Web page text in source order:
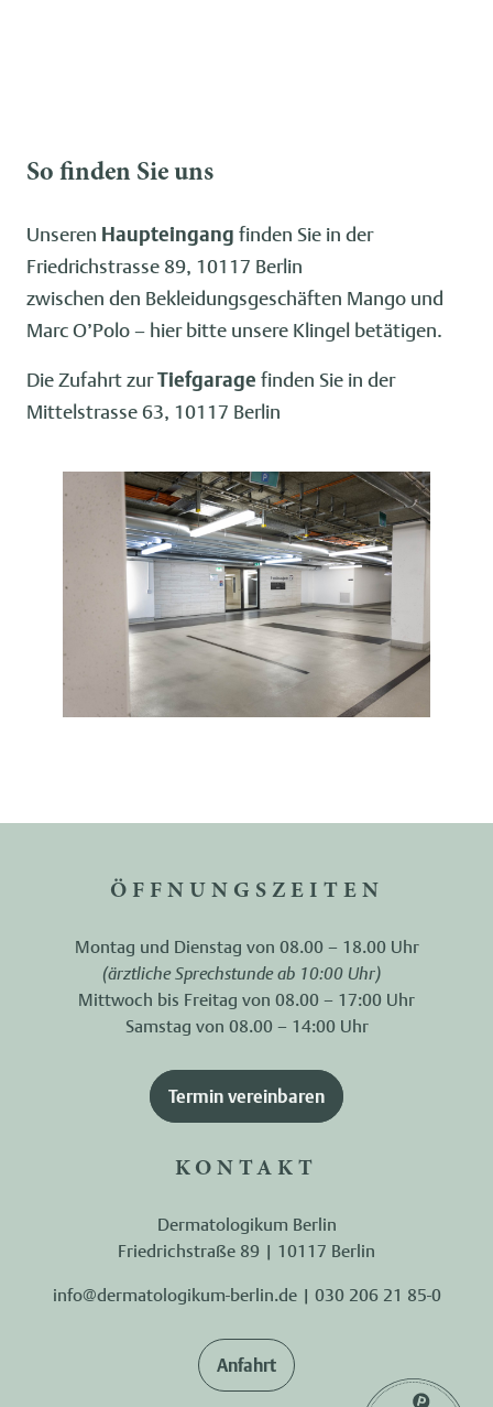
So finden Sie uns
Unseren Haupteingang finden Sie in der
Friedrichstrasse 89, 10117 Berlin
zwischen den Bekleidungsgeschäften Mango und
Marc O’Polo – hier bitte unsere Klingel betätigen.
Die Zufahrt zurTiefgarage finden Sie in der
Mittelstrasse 63, 10117 Berlin
ÖFFNUNGSZEITEN
Montag und Dienstag von 08.00 – 18.00 Uhr
(ärztliche Sprechstunde ab 10:00 Uhr)
Mittwoch bis Freitag von 08.00 – 17:00 Uhr
Samstag von 08.00 – 14:00 Uhr
Termin vereinbaren
KONTAKT
Dermatologikum Berlin
Friedrichstraße 89 | 10117 Berlin
info@dermatologikum-berlin.de| 030 206 21 85-0
Anfahrt